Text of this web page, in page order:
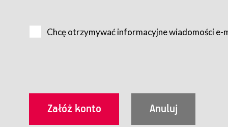
Usługobiorca przed rozpoczęciem korzystania z
utrwalenie i wydrukowanie.
§ 3
Chcę otrzymywać informacyjne wiadomości e-